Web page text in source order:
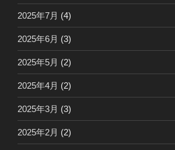
2025年7月 (4)
2025年6月 (3)
2025年5月 (2)
2025年4月 (2)
2025年3月 (3)
2025年2月 (2)